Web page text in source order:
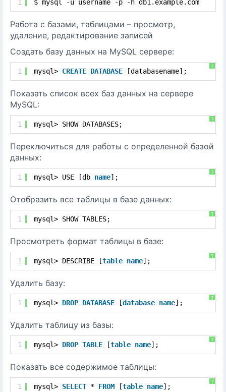
1 $ mysql -u username -p -h db1.example.com
Работа с базами, таблицами – просмотр,
удаление, редактирование записей
Создать базу данных на MySQL сервере:
?
1 mysql> CREATE DATABASE [databasename];
Показать список всех баз данных на сервере
MySQL:
?
1 mysql> SHOW DATABASES;
Переключиться для работы с определенной базой
данных:
?
1 mysql> USE [db name];
Отобразить все таблицы в базе данных:
?
1 mysql> SHOW TABLES;
Просмотреть формат таблицы в базе:
?
1 mysql> DESCRIBE [table name];
Удалить базу:
?
1 mysql> DROP DATABASE [database name];
Удалить таблицу из базы:
?
1 mysql> DROP TABLE [table name];
Показать все содержимое таблицы:
?
1 mysql> SELECT * FROM [table name];